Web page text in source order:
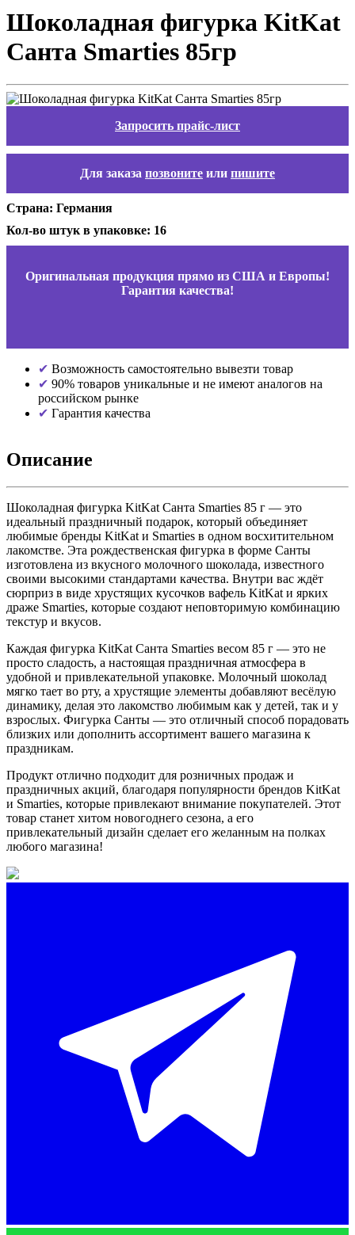
Шоколадная фигурка KitKat
Санта Smarties 85гр
Запросить прайс-лист
Для заказа позвоните или пишите
Страна: Германия
Кол-во штук в упаковке: 16
Оригинальная продукция прямо из США и Европы!
Гарантия качества!
Возможность самостоятельно вывезти товар
90% товаров уникальные и не имеют аналогов на
российском рынке
Гарантия качества
Описание
Шоколадная фигурка KitKat Санта Smarties 85 г — это
идеальный праздничный подарок, который объединяет
любимые бренды KitKat и Smarties в одном восхитительном
лакомстве. Эта рождественская фигурка в форме Санты
изготовлена из вкусного молочного шоколада, известного
своими высокими стандартами качества. Внутри вас ждёт
сюрприз в виде хрустящих кусочков вафель KitKat и ярких
драже Smarties, которые создают неповторимую комбинацию
текстур и вкусов.
Каждая фигурка KitKat Санта Smarties весом 85 г — это не
просто сладость, а настоящая праздничная атмосфера в
удобной и привлекательной упаковке. Молочный шоколад
мягко тает во рту, а хрустящие элементы добавляют весёлую
динамику, делая это лакомство любимым как у детей, так и у
взрослых. Фигурка Санты — это отличный способ порадовать
близких или дополнить ассортимент вашего магазина к
праздникам.
Продукт отлично подходит для розничных продаж и
праздничных акций, благодаря популярности брендов KitKat
и Smarties, которые привлекают внимание покупателей. Этот
товар станет хитом новогоднего сезона, а его
привлекательный дизайн сделает его желанным на полках
любого магазина!